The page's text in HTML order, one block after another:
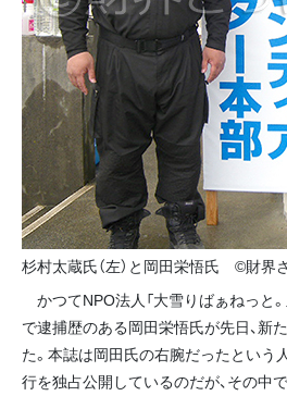
杉村太蔵氏（左）と岡田栄悟氏 ©財界
かつてNPO法人「大雪りばぁねっと
で逮捕歴のある岡田栄悟氏が先日、新
た。本誌は岡田氏の右腕だったという
行を独占公開しているのだが、その中